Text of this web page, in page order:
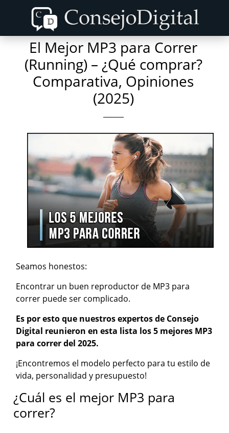
content
primary
sidebar
El Mejor MP3 para Correr
(Running) – ¿Qué comprar?
Comparativa, Opiniones
(2025)
Seamos honestos:
Encontrar un buen reproductor de MP3 para
correr puede ser complicado.
Es por esto que nuestros expertos de Consejo
Digital reunieron en esta lista los 5 mejores MP3
para correr del 2025.
¡Encontremos el modelo perfecto para tu estilo de
vida, personalidad y presupuesto!
¿Cuál es el mejor MP3 para
correr?